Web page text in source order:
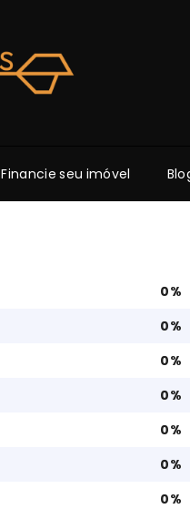
Financie seu imóvel
0%
0%
0%
0%
0%
0%
0%